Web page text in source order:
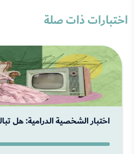
اختبارات ذات صلة
اختبار الشخصية الدرامية: هل